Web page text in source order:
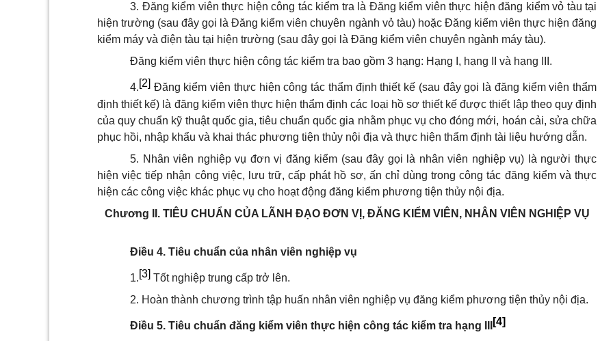
3. Đăng kiểm viên thực hiện công tác kiểm tra là Đăng kiểm viên thực hiện đăng kiểm vỏ tàu tại
hiện trường (sau đây gọi là Đăng kiểm viên chuyên ngành vỏ tàu) hoặc Đăng kiểm viên thực hiện đăng
kiểm máy và điện tàu tại hiện trường (sau đây gọi là Đăng kiểm viên chuyên ngành máy tàu).
Đăng kiểm viên thực hiện công tác kiểm tra bao gồm 3 hạng: Hạng I, hạng II và hạng III.
4.[2] Đăng kiểm viên thực hiện công tác thẩm định thiết kế (sau đây gọi là đăng kiểm viên thẩm
định thiết kế) là đăng kiểm viên thực hiện thẩm định các loại hồ sơ thiết kế được thiết lập theo quy định
của quy chuẩn kỹ thuật quốc gia, tiêu chuẩn quốc gia nhằm phục vụ cho đóng mới, hoán cải, sửa chữa
phục hồi, nhập khẩu và khai thác phương tiện thủy nội địa và thực hiện thẩm định tài liệu hướng dẫn.
5. Nhân viên nghiệp vụ đơn vị đăng kiểm (sau đây gọi là nhân viên nghiệp vụ) là người thực
hiện việc tiếp nhận công việc, lưu trữ, cấp phát hồ sơ, ấn chỉ dùng trong công tác đăng kiểm và thực
hiện các công việc khác phục vụ cho hoạt động đăng kiểm phương tiện thủy nội địa.
Chương II. TIÊU CHUẨN CỦA LÃNH ĐẠO ĐƠN VỊ, ĐĂNG KIỂM VIÊN, NHÂN VIÊN NGHIỆP VỤ
Điều 4. Tiêu chuẩn của nhân viên nghiệp vụ
1.[3] Tốt nghiệp trung cấp trở lên.
2. Hoàn thành chương trình tập huấn nhân viên nghiệp vụ đăng kiểm phương tiện thủy nội địa.
Điều 5. Tiêu chuẩn đăng kiểm viên thực hiện công tác kiểm tra hạng III [4]